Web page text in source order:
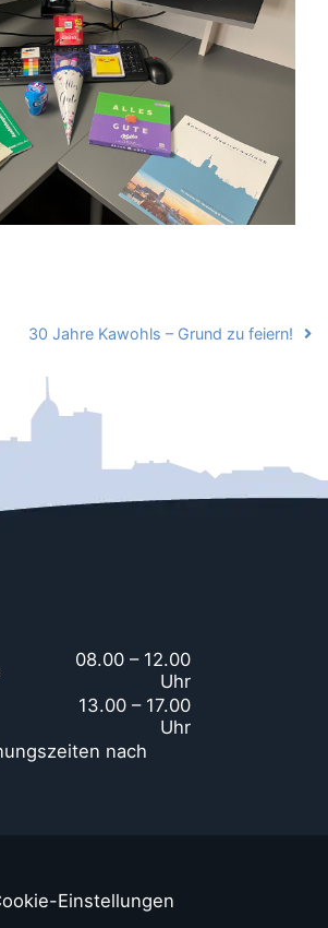
30 Jahre Kawohls – Grund zu feiern!
08.00 – 12.00
Uhr
13.00 – 17.00
Uhr
nach
Einstellungen